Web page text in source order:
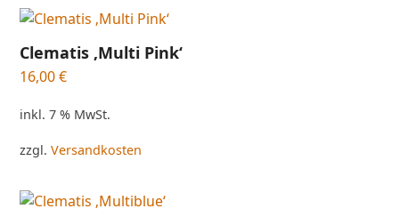
Clematis ‚Multi Pink‘
16,00€
inkl. 7 % MwSt.
zzgl.Versandkosten